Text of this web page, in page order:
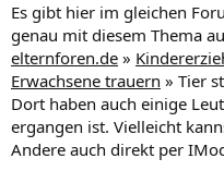
Es gibt hier im gleichen
genau mit diesem Thema
elternforen.de »
Erwachsene trauern » Tier
Dort haben auch einige
ergangen ist. Vielleicht
Andere auch direkt per